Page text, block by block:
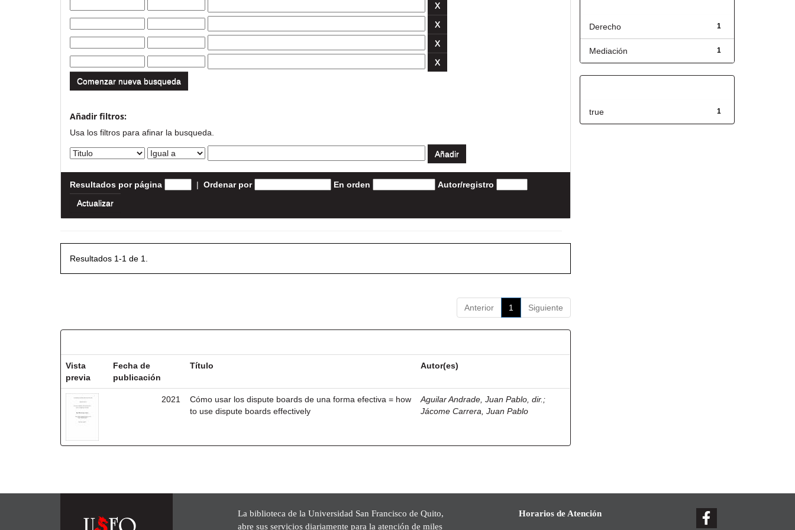
Comenzar nueva busqueda
Añadir filtros:
Usa los filtros para afinar la busqueda.
Resultados por página | Ordenar por En orden Autor/registro
Resultados 1-1 de 1.
Anterior 1 Siguiente
Vista
previa
Fecha de
publicación
Título Autor(es)
2021
Cómo usar los dispute boards de una forma efectiva = how
to use dispute boards effectively
Aguilar Andrade, Juan Pablo, dir. ;
Jácome Carrera, Juan Pablo
1
Derecho
1
Mediación
1
true
La biblioteca de la Universidad San Francisco de Quito,
abre sus servicios diariamente para la atención de miles
Horarios de Atención